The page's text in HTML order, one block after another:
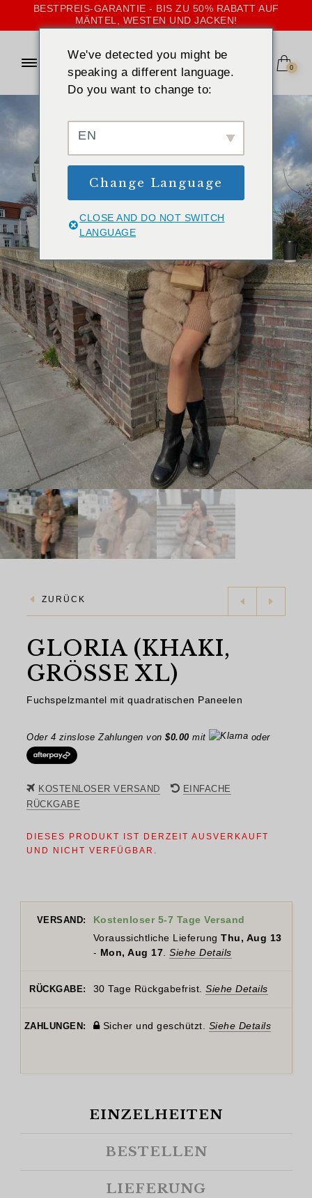
BESTPREIS-GARANTIE - BIS ZU 50% RABATT AUF
MÄNTEL, WESTEN UND JACKEN!
0
ZURÜCK
GLORIA (KHAKI,
GRÖSSE XL)
Fuchspelzmantel mit quadratischen Paneelen
Oder 4 zinslose Zahlungen von $0.00 mit oder
KOSTENLOSER VERSAND
EINFACHE
RÜCKGABE
DIESES PRODUKT IST DERZEIT AUSVERKAUFT
UND NICHT VERFÜGBAR.
VERSAND:
Kostenloser 5-7 Tage Versand
Voraussichtliche Lieferung Thu, Aug 13
- Mon, Aug 17 Siehe Details
RÜCKGABE: 30 Tage Rückgabefrist. Siehe Details
ZAHLUNGEN: Sicher und geschützt. Siehe Details
EINZELHEITEN
BESTELLEN
LIEFERUNG
We've detected you might be
speaking a different language.
Do you want to change to:
EN
Change Language
CLOSE AND DO NOT SWITCH
LANGUAGE